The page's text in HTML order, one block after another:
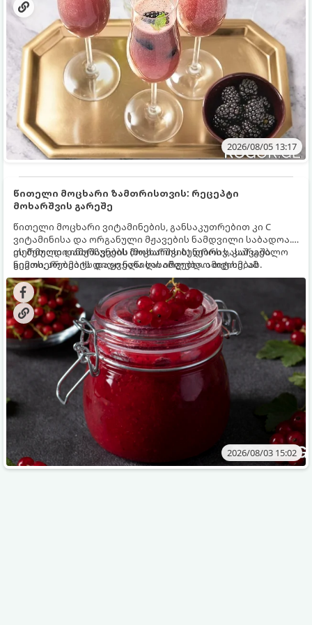
2026/08/05 13:17
წითელი მოცხარი ზამთრისთვის: რეცეპტი
მოხარშვის გარეშე
წითელი მოცხარი ვიტამინების, განსაკუთრებით კი C
ვიტამინისა და ორგანული მჟავების ნამდვილი საბადოა.
თერმული დამუშავების (მოხარშვის) დროს სასარგებლო
ნივთიერებების დიდი ნაწილი იშლება. ამიტომ, ამ
კენკრის ზამთრისთვის შესანახად საუკეთესო გზა
„ცოცხალი ჯემის“ მომზადებაა - მოხარშვის გარეშე.
ეს მეთოდი ინარჩუნებს მოცხარის ბუნებრივ, კაშკაშა
გემოს, არომატს და ყველა სასარგებლო თვისებას.
2026/08/03 15:02